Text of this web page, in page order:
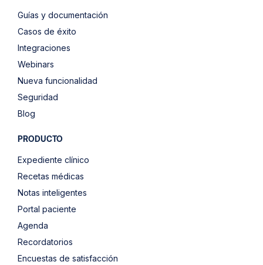
Guías y documentación
Casos de éxito
Integraciones
Webinars
Nueva funcionalidad
Seguridad
Blog
PRODUCTO
Expediente clínico
Recetas médicas
Notas inteligentes
Portal paciente
Agenda
Recordatorios
Encuestas de satisfacción